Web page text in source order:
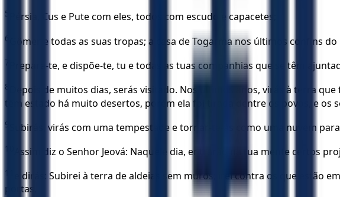
5 Pérsia, Cus e Pute com eles, todos com escudo e capacetes;
6 Gômer e todas as suas tropas; a casa de Togarma nos últimos confins
7 Prepara-te, e dispõe-te, tu e todas as tuas companhias que se têm
8
Depois de muitos dias, serás visitado. Nos últimos anos, virás à terra
têm estado há muito desertos, porém ela foi tirada dentre os povos, e os
9 Subirás, virás com uma tempestade e tornar-te-ás como uma nuvem
10 Assim diz o Senhor Jeová: Naquele dia, entrarão na tua mente certos
11
e dirás: Subirei à terra de aldeias sem muros; irei contra os que
portas,